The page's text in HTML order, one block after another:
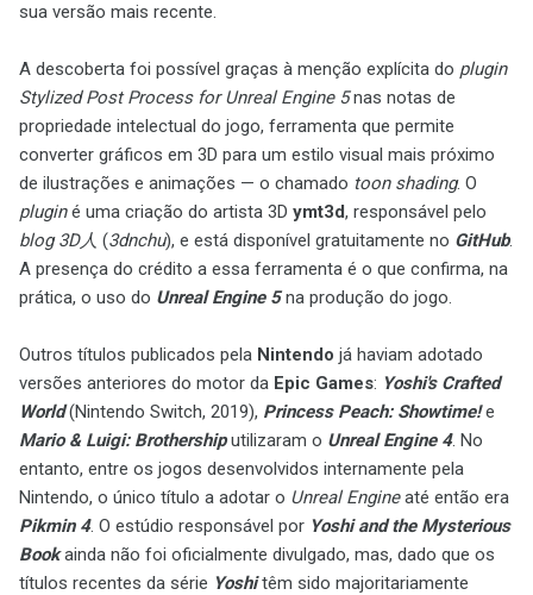
sua versão mais recente.
A descoberta foi possível graças à menção explícita do plugin
Stylized Post Process for Unreal Engine 5nas notas de
propriedade intelectual do jogo, ferramenta que permite
converter gráficos em 3D para um estilo visual mais próximo
de ilustrações e animações — o chamado toon shading. O
pluginé uma criação do artista 3D ymt3d, responsável pelo
blog 3D人 (3dnchu), e está disponível gratuitamente no GitHub.
A presença do crédito a essa ferramenta é o que confirma, na
prática, o uso do Unreal Engine 5na produção do jogo.
Outros títulos publicados pela Nintendo já haviam adotado
versões anteriores do motor da Epic Games: Yoshi's Crafted
World(Nintendo Switch, 2019), Princess Peach: Showtime!e
Mario & Luigi: Brothershiputilizaram o Unreal Engine 4. No
entanto, entre os jogos desenvolvidos internamente pela
Nintendo, o único título a adotar o Unreal Engineaté então era
Pikmin 4. O estúdio responsável por Yoshi and the Mysterious
Bookainda não foi oficialmente divulgado, mas, dado que os
títulos recentes da série Yoshitêm sido majoritariamente